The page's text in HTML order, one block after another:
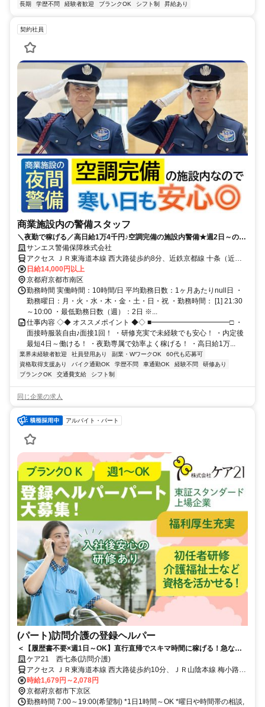
長期 学歴不問 経験者歓迎 ブランクOK シフト制 昇給あり
契約社員
商業施設内の警備スタッフ
＼夜勤で稼げる／高日給1万4千円♪空調完備の施設内警備★週2日～の相
談可！車・バイク通勤OK！
サンエス警備保障株式会社
アクセス ＪＲ東海道本線 西大路徒歩約8分、近鉄京都線 十条（近鉄
線）徒歩約24分、近鉄京都線 東寺徒歩約25分 ※車・バイク通勤OK
日給14,000円以上
京都府京都市南区
勤務時間 実働時間：10時間/日 平均勤務日数：1ヶ月あたりnull日 ・
勤務曜日：月・火・水・木・金・土・日・祝 ・勤務時間： [1] 21:30
～10:00 ・最低勤務日数（週）：2日 ※...
仕事内容 ◇◆ オススメポイント ◆◇ ■━━━━━━━━━━━□ ・
面接時服装自由♪面接1回！ ・研修充実で未経験でも安心！ ・内定後
最短4日～働ける！ ・夜勤専属で効率よく稼げる！ ・高日給1万...
業界未経験者歓迎 社員登用あり 副業・WワークOK
60代も応募可
資格取得支援あり
バイク通勤OK 学歴不問 車通勤OK 経験不問
研修あり
ブランクOK
交通費支給 シフト制
同じ企業の求人
アルバイト・パート
(パート)訪問介護の登録ヘルパー
＜【履歴書不要×週1日～OK】直行直帰でスキマ時間に稼げる！急なキ
ャンセルも手当有！定年無し！＞★履歴書の準備不要★未経験者OK！働
きやすいシフト制！急なキャンセルが発生した場合でも手当で給与を補
償！
ケア21 西七条(訪問介護)
アクセス ＪＲ東海道本線 西大路徒歩約10分、ＪＲ山陰本線 梅小路京
都西徒歩約16分、ＪＲ山陰本線 丹波口徒歩約24分 JR京都線「西大
路」駅から徒歩約12分
時給1,679円～2,078円
京都府京都市下京区
勤務時間 7:00～19:00(希望制) *1日1時間～OK *曜日や時間帯の相談,